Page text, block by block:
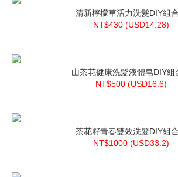
清新檸檬草活力洗髮DIY組
NT$430 (USD14.28)
山茶花健康洗髮液體皂DIY組
NT$500 (USD16.6)
茶花籽青春雙效洗髮DIY組
NT$1000 (USD33.2)